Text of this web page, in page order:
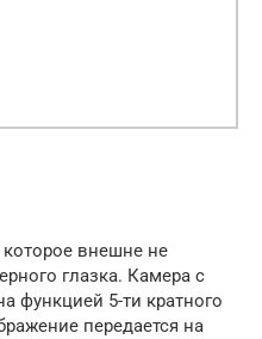
внешне не
глазка. Камера с
функцией 5-ти кратного
передается на